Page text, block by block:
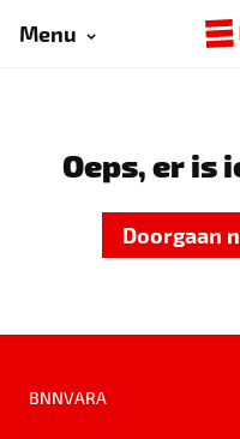
Menu
Oeps, er is
Doorgaan
BNNVARA